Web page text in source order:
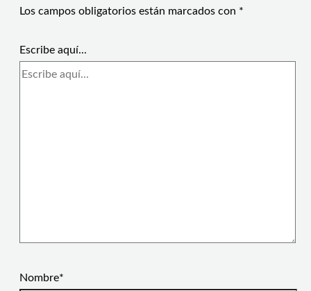
Los campos obligatorios están marcados con *
Escribe aquí...
Nombre*